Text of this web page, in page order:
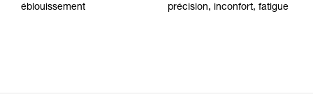
éblouissement
précision, inconfort, fatigue